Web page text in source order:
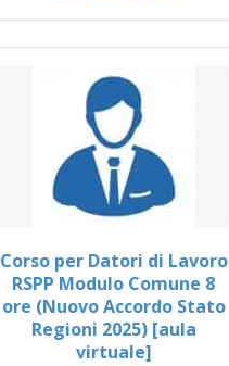
Corso per Datori di Lavoro
RSPP Modulo Comune 8
ore (Nuovo Accordo Stato
Regioni 2025) [aula
virtuale]